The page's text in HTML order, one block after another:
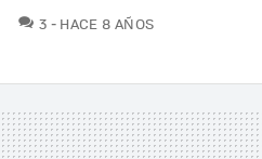
3 COMENTARIOS
HACE 8 AÑOS